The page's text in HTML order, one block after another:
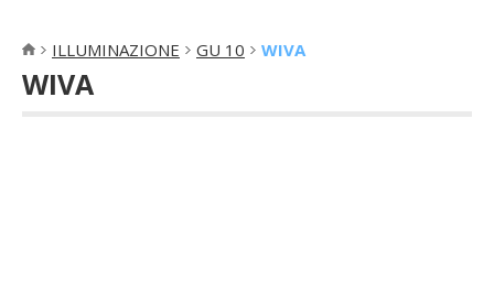
ILLUMINAZIONE GU 10 WIVA
WIVA